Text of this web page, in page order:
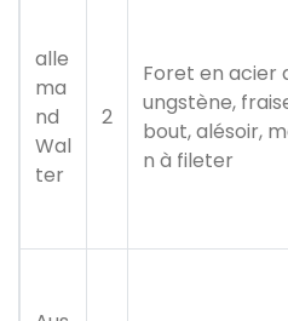
alle
ma
nd
Wal
ter
2
Foret en acier
ungstène,
bout, alésoir,
n à fileter